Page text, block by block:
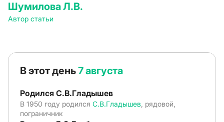
Шумилова Л.В.
Автор статьи
В этот день7 августа
Родился С.В.Гладышев
В 1950 году родился С.В.Гладышев , рядовой,
пограничник